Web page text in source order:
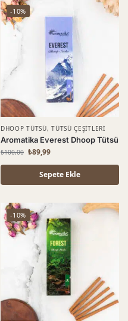
-10%
DHOOP TÜTSÜ,TÜTSÜ ÇEŞITLERI
Aromatika Everest Dhoop Tütsü
₺100,00 ₺89,99
Sepete Ekle
-10%